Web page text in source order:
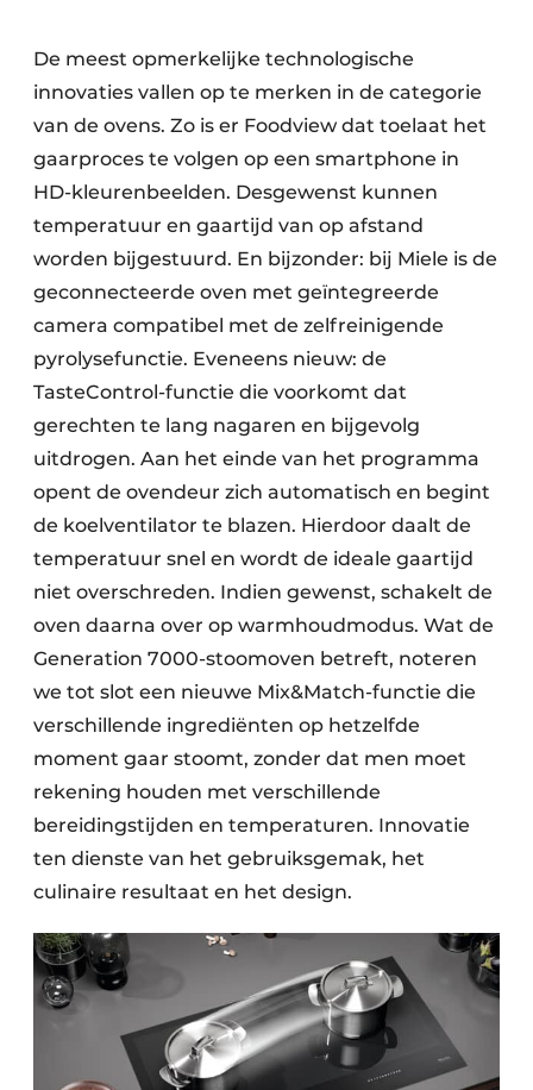
De meest opmerkelijke technologische
innovaties vallen op te merken in de categorie
van de ovens. Zo is er Foodview dat toelaat het
gaarproces te volgen op een smartphone in
HD-kleurenbeelden. Desgewenst kunnen
temperatuur en gaartijd van op afstand
worden bijgestuurd. En bijzonder: bij Miele is de
geconnecteerde oven met geïntegreerde
camera compatibel met de zelfreinigende
pyrolysefunctie. Eveneens nieuw: de
TasteControl-functie die voorkomt dat
gerechten te lang nagaren en bijgevolg
uitdrogen. Aan het einde van het programma
opent de ovendeur zich automatisch en begint
de koelventilator te blazen. Hierdoor daalt de
temperatuur snel en wordt de ideale gaartijd
niet overschreden. Indien gewenst, schakelt de
oven daarna over op warmhoudmodus. Wat de
Generation 7000-stoomoven betreft, noteren
we tot slot een nieuwe Mix&Match-functie die
verschillende ingrediënten op hetzelfde
moment gaar stoomt, zonder dat men moet
rekening houden met verschillende
bereidingstijden en temperaturen. Innovatie
ten dienste van het gebruiksgemak, het
culinaire resultaat en het design.